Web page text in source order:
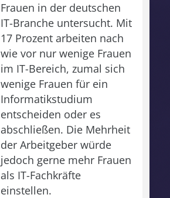
Frauen in der deutschen
IT-Branche untersucht. Mit
17 Prozent arbeiten nach
wie vor nur wenige Frauen
im IT-Bereich, zumal sich
wenige Frauen für ein
Informatikstudium
entscheiden oder es
abschließen. Die Mehrheit
der Arbeitgeber würde
jedoch gerne mehr Frauen
als IT-Fachkräfte
einstellen.